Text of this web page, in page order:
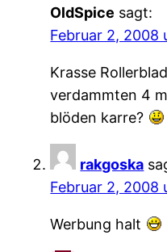
OldSpice sagt:
Februar 2, 2008
Krasse
verdammten 4
blöden karre?
rakgoska
Februar 2, 2008
Werbung halt